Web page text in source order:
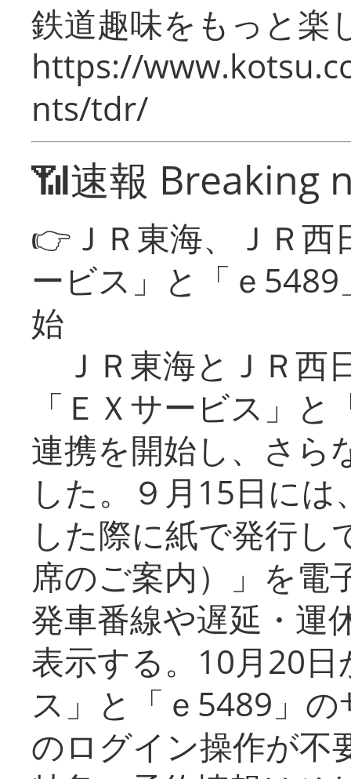
鉄道趣味をもっと楽
https://
nts/tdr/
📶速報 Breaking
👉ＪＲ東海、ＪＲ
ービス」と「ｅ
始
ＪＲ東海とＪＲ西
「ＥＸサービス」
連携を開始し、さら
した。９月15日に
した際に紙で発行し
席のご案内）」を電
発車番線や遅延・運
表示する。10月20
ス」と「ｅ5489」
のログイン操作が不